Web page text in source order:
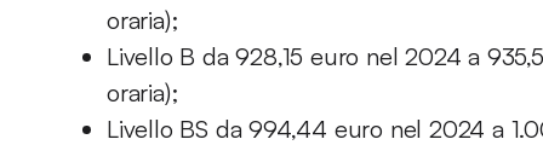
oraria);
Livello B da 928,15 euro nel 2024 a
oraria);
Livello BS da 994,44 euro nel 2024 a